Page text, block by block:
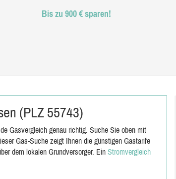
Bis zu 900 € sparen!
(PLZ 55743)
Gasvergleich genau richtig. Suche Sie oben mit
Gas-Suche zeigt Ihnen die günstigen Gastarife
dem lokalen Grundversorger. Ein Stromvergleich